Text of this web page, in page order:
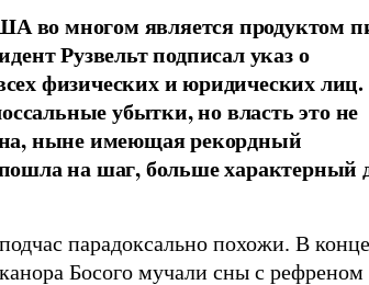
во многом является продуктом
Рузвельт подписал указ о
физических и юридических лиц.
убытки, но власть это не
ныне имеющая рекордный
на шаг, больше характерный
парадоксально похожи. В конце
Босого мучали сны с рефреном